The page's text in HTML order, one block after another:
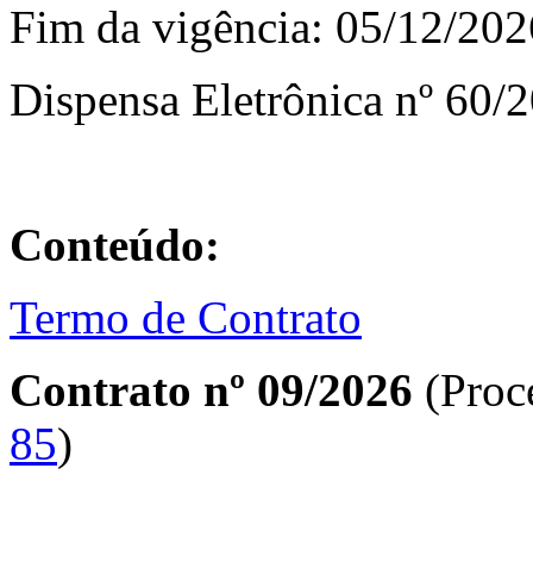
Fim da vigência: 05/12/
Dispensa Eletrônica nº 60/
Conteúdo:
Termo de Contrato
Contrato nº 09/2026
85)